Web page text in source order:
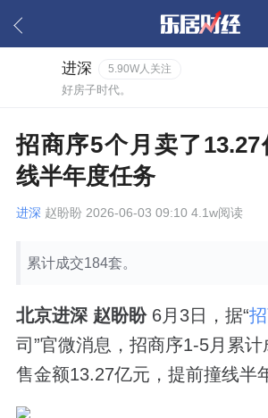
进深 5.90W人关注
好房子时代。
招商序5个月卖了
线半年度任务
进深 赵盼盼 2026-06-03 09:10 4.1w阅读
累计成交184套。
北京进深 赵盼盼6月3日，据“
司”官微消息，招商序1-5月累
售金额13.27亿元，提前撞线半